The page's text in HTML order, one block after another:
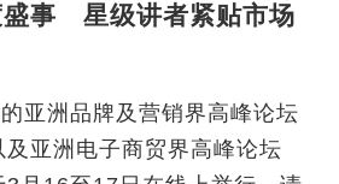
盛事 星级讲者紧贴市场
亚洲品牌及营销界高峰论坛
亚洲电子商贸界高峰论坛